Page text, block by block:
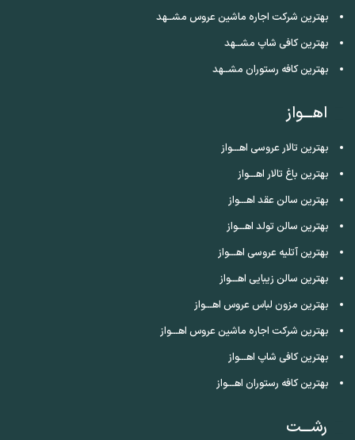
بهترین شرکت اجاره ماشین عروس مشــهد
بهترین کافی شاپ مشــهد
بهترین کافه رستوران مشــهد
اهـــواز
بهترین تالار عروسی اهـــواز
بهترین باغ تالار اهـــواز
بهترین سالن عقد اهـــواز
بهترین سالن تولد اهـــواز
بهترین آتلیه عروسی اهـــواز
بهترین سالن زیبایی اهـــواز
بهترین مزون لباس عروس اهـــواز
بهترین شرکت اجاره ماشین عروس اهـــواز
بهترین کافی شاپ اهـــواز
بهترین کافه رستوران اهـــواز
رشـــت